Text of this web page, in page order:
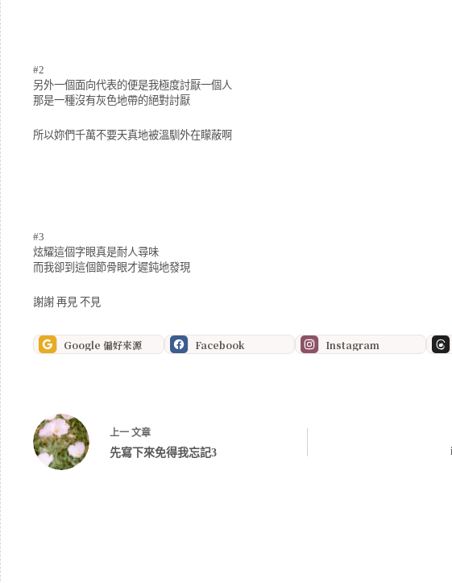
#2
另外一個面向代表的便是我極度討厭一個人
那是一種沒有灰色地帶的絕對討厭
所以妳們千萬不要天真地被溫馴外在矇蔽啊
#3
炫耀這個字眼真是耐人尋味
而我卻到這個節骨眼才遲鈍地發現
謝謝 再見 不見
Google 偏好來源 Facebook Instagram
上一 文章
先寫下來免得我忘記3